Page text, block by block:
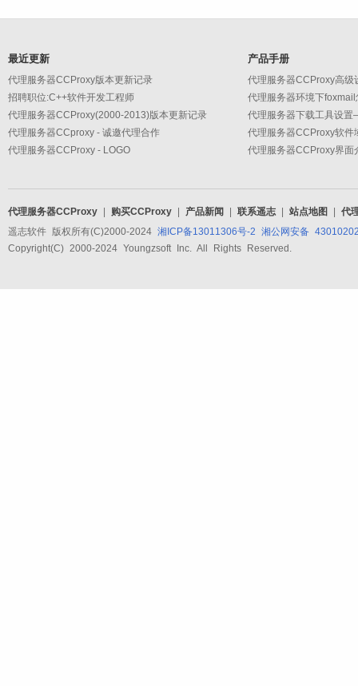
最近更新
代理服务器CCProxy版本更新记录
招聘职位:C++软件开发工程师
代理服务器CCProxy(2000-2013)版本更新记录
代理服务器CCproxy - 诚邀代理合作
代理服务器CCProxy - LOGO
产品手册
代理服务器环境下
代理服务器CCProxy软件
代理服务器CCProxy界面
代理服务器CCProxy 购买CCProxy 产品新闻 联系遥志 站点地图
代
遥志软件 版权所有(C)2000-2024 湘ICP备13011306号-2 湘公网安备
Copyright(C) 2000-2024 Youngzsoft Inc. All Rights Reserved.